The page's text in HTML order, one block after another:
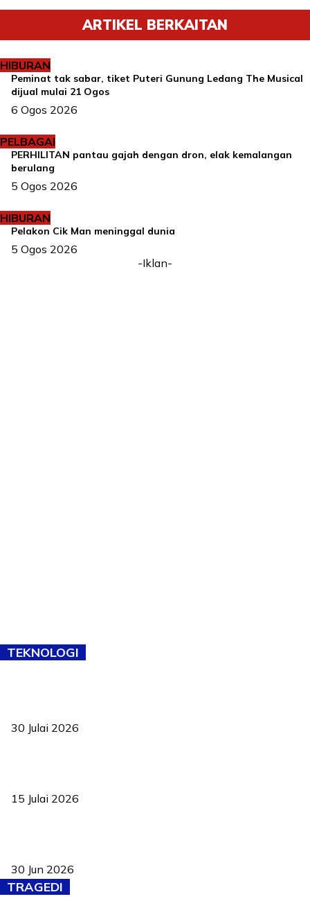
ARTIKEL BERKAITAN
HIBURAN
Peminat tak sabar, tiket Puteri Gunung Ledang The Musical
dijual mulai 21 Ogos
6 Ogos 2026
PELBAGAI
PERHILITAN pantau gajah dengan dron, elak kemalangan
berulang
5 Ogos 2026
HIBURAN
Pelakon Cik Man meninggal dunia
5 Ogos 2026
-Iklan-
TEKNOLOGI
30 Julai 2026
15 Julai 2026
30 Jun 2026
TRAGEDI